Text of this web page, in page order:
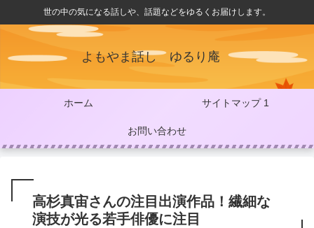
世の中の気になる話しや、話題などをゆるくお届けします。
よもやま話し ゆるり庵
ホーム サイトマップ 1
お問い合わせ
高杉真宙さんの注目出演作品！繊細な
演技が光る若手俳優に注目